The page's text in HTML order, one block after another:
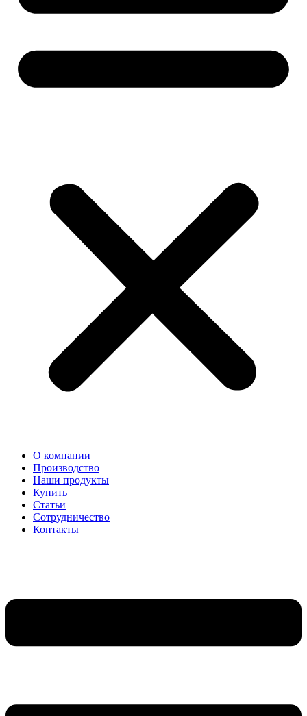
О компании
Производство
Наши продукты
Купить
Статьи
Сотрудничество
Контакты